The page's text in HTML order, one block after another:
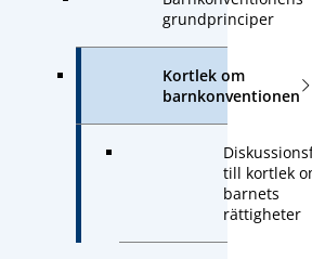
grundprinciper
Kortlek om
barnkonventionen
till kortlek
barnets
rättigheter